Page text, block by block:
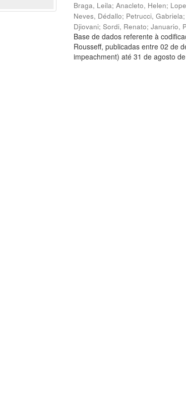
Braga, Leila;Anacleto, Helen;
Neves, Dédallo; Petrucci, Gabriela;
Djiovani;Sordi, Renato;Januario,
Base de dados referente à
Rousseff, publicadas entre 02 de
impeachment) até 31 de agosto